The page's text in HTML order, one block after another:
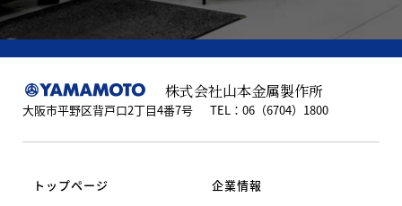
株式会社山本金属製作所
大阪市平野区背戸口2丁目4番7号 TEL：06（6704）1800
トップページ 企業情報